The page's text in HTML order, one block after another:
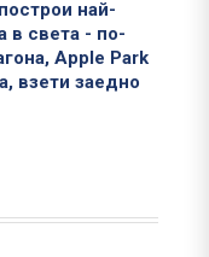
най-
в света - по-
Apple Park
взети заедно